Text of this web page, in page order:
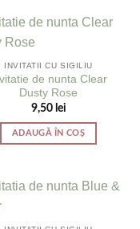
INVITATII CU SIGILIU
de nunta Clear
Dusty Rose
9,50 lei
ADAUGĂ ÎN COȘ